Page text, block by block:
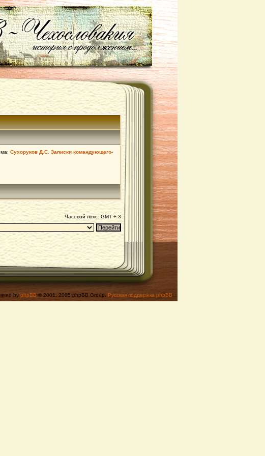
Сухоруков Д.С. Записки командующего-
Часовой пояс: GMT + 3
by phpBB © 2001, 2005 phpBB Group, Русская поддержка phpBB